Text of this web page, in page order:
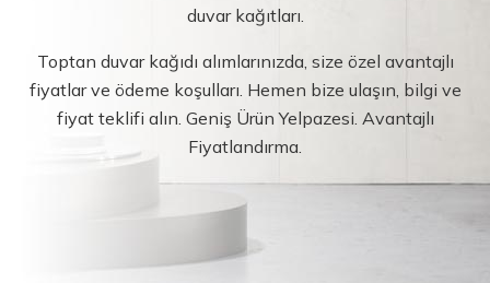
duvar kağıtları.
Toptan duvar kağıdı alımlarınızda, size özel avantajlı
fiyatlar ve ödeme koşulları. Hemen bize ulaşın, bilgi ve
fiyat teklifi alın. Geniş Ürün Yelpazesi. Avantajlı
Fiyatlandırma.